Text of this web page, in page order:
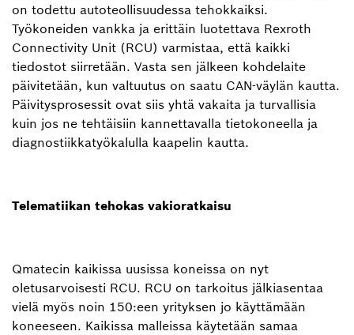
on todettu autoteollisuudessa tehokkaiksi.
Työkoneiden vankka ja erittäin luotettava Rexroth
Connectivity Unit (RCU) varmistaa, että kaikki
tiedostot siirretään. Vasta sen jälkeen kohdelaite
päivitetään, kun valtuutus on saatu CAN-väylän kautta.
Päivitysprosessit ovat siis yhtä vakaita ja turvallisia
kuin jos ne tehtäisiin kannettavalla tietokoneella ja
diagnostiikkatyökalulla kaapelin kautta.
Telematiikan tehokas vakioratkaisu
Qmatecin kaikissa uusissa koneissa on nyt
oletusarvoisesti RCU. RCU on tarkoitus jälkiasentaa
vielä myös noin 150:een yrityksen jo käyttämään
koneeseen. Kaikissa malleissa käytetään samaa